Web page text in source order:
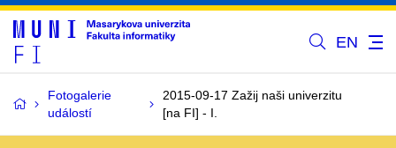
EN
Fotogalerie
událostí
2015-09-17 Zažij naši univerzitu
[na FI] - I.